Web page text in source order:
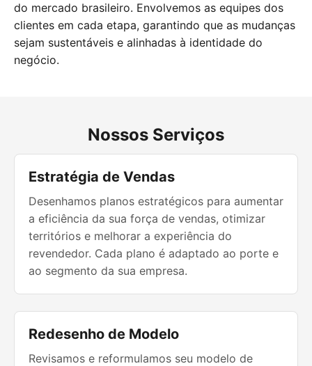
do mercado brasileiro. Envolvemos as equipes dos
clientes em cada etapa, garantindo que as mudanças
sejam sustentáveis e alinhadas à identidade do
negócio.
Nossos Serviços
Estratégia de Vendas
Desenhamos planos estratégicos para aumentar
a eficiência da sua força de vendas, otimizar
territórios e melhorar a experiência do
revendedor. Cada plano é adaptado ao porte e
ao segmento da sua empresa.
Redesenho de Modelo
Revisamos e reformulamos seu modelo de